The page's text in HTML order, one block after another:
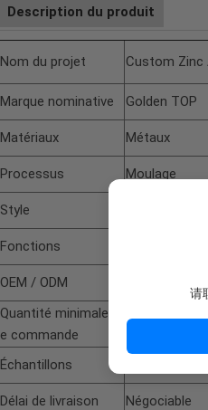
Description du produit
Nom du projet Custom Zinc
Marque nominative Golden TOP
Matériaux Métaux
Processus Moulage
Style
Fonctions
OEM / ODM
Quantité minimale d
e commande
1 000 pièces
Échantillons Bienvenue
Délai de livraison Négociable
请